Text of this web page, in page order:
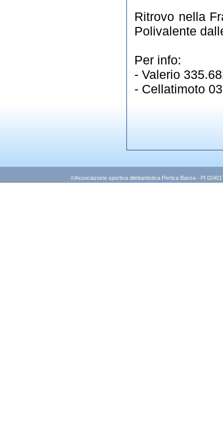
Ritrovo nella
Polivalente
Per info:
- Valerio
- Cellatimoto
©Associazione sportiva dilettantistica Pertica Bassa - PI